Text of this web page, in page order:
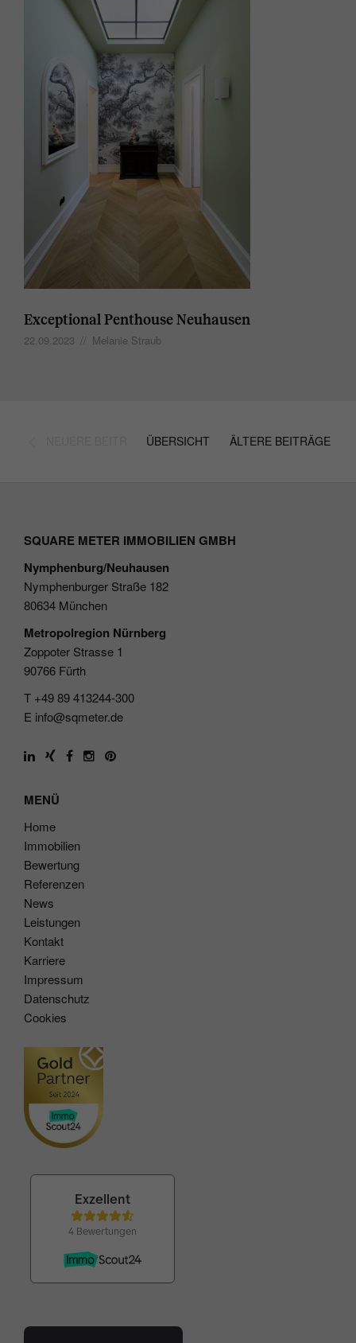
Exceptional Penthouse Neuhausen
22.09.2023 // Melanie Straub
NEUERE BEITRÄGEÜBERSICHT ÄLTERE BEITRÄGE
SQUARE METER IMMOBILIEN GMBH
Nymphenburg/Neuhausen
Nymphenburger Straße 182
80634 München
Metropolregion Nürnberg
Zoppoter Strasse 1
90766 Fürth
T +49 89 413244-300
E info@sqmeter.de
MENÜ
Home
Immobilien
Bewertung
Referenzen
News
Leistungen
Kontakt
Karriere
Impressum
Datenschutz
Cookies